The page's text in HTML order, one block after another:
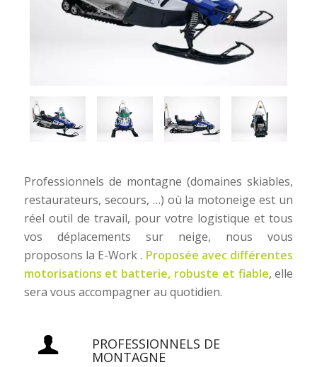
Professionnels de montagne (domaines skiables,
restaurateurs, secours, …) où la motoneige est un
réel outil de travail, pour votre logistique et tous
vos déplacements sur neige, nous vous
proposons la E-Work . Proposée avec différentes
motorisations et batterie, robuste et fiable, elle
sera vous accompagner au quotidien.
PROFESSIONNELS DE
MONTAGNE